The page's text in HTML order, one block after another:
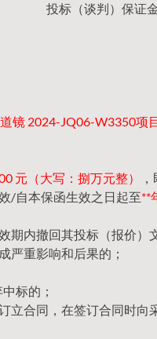
投标（谈判）保证
镜 2024-JQ06-W3350项
元（大写：捌万元整）
/自本保函生效之日起至**
期内撤回其投标（报价）
严重影响和后果的；
标的；
立合同，在签订合同时